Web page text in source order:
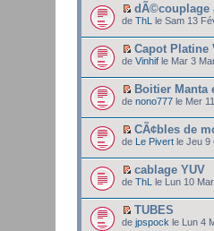
dÃ©couplage
de ThL le Sam 13
Capot Platine
de Vinhif le Mar 3
Boitier Manta
de nono777 le Mer
CÃ¢bles de
de Le Pivert le Jeu 9
cablage YUV
de ThL le Lun 10
TUBES
de jpspock le Lun 4